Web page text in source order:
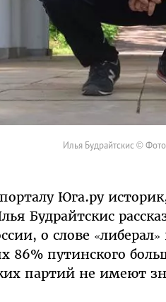
Илья Будрайтскис ©
Юга.ру
Будрайтскис
о слове
86% путинского
партий не имеют